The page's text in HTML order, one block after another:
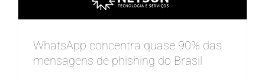
WhatsApp concentra quase 90% das
mensagens de phishing do Brasil